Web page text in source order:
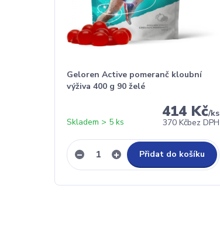
Geloren Active pomeranč kloubní
výživa 400 g 90 želé
414 Kč/ks
370 Kčbez DPH
Skladem > 5 ks
Přidat do košíku